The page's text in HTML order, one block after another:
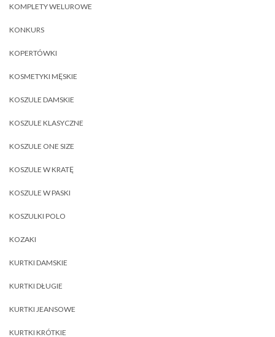
KOMPLETY WELUROWE
KONKURS
KOPERTÓWKI
KOSMETYKI MĘSKIE
KOSZULE DAMSKIE
KOSZULE KLASYCZNE
KOSZULE ONE SIZE
KOSZULE W KRATĘ
KOSZULE W PASKI
KOSZULKI POLO
KOZAKI
KURTKI DAMSKIE
KURTKI DŁUGIE
KURTKI JEANSOWE
KURTKI KRÓTKIE